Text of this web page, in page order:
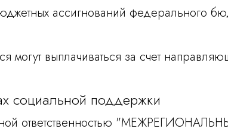
ассигнований федерального
могут выплачиваться за счет
социальной поддержки
ответственностью